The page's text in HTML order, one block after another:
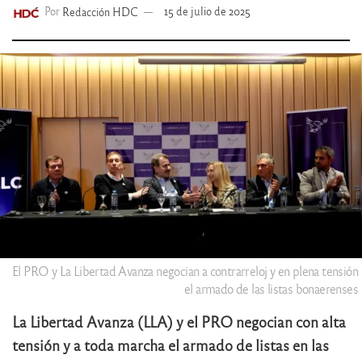
Por Redacción HDC 15 de julio de 2025
El PRO y La Libertad Avanza negocian a contrarreloj y en plena tensión
el armado de las listas bonaerenses
La Libertad Avanza (LLA) y el PRO negocian con alta
tensión y a toda marcha el armado de listas en las